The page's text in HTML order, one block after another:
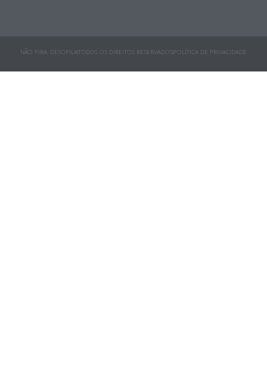
NÃO PIRA, DESOPILA TODOS OS DIREITOS RESERVADOSPOLÍTICA DE PRIVACIDADE